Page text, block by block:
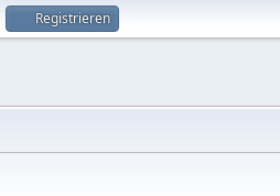
Registrieren